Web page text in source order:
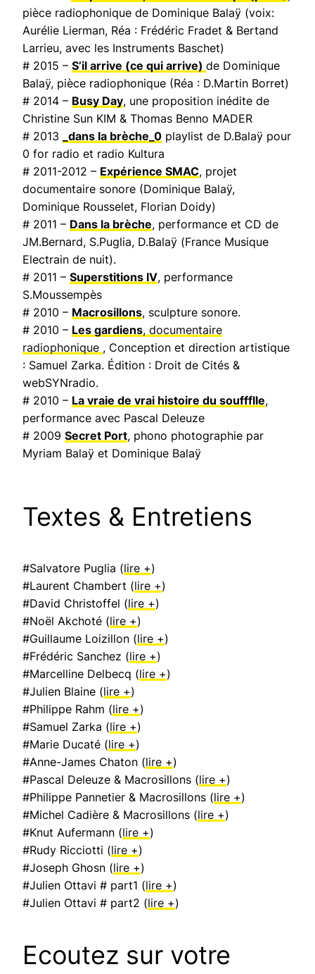
pièce radiophonique de Dominique Balaÿ (voix:
Aurélie Lierman, Réa : Frédéric Fradet & Bertand
Larrieu, avec les Instruments Baschet)
# 2015 – S’il arrive (ce qui arrive) de Dominique
Balaÿ, pièce radiophonique (Réa : D.Martin Borret)
# 2014 – Busy Day, une proposition inédite de
Christine Sun KIM & Thomas Benno MADER
# 2013
_dans la brèche_0 playlist de D.Balaÿ pour
0 for radio et radio Kultura
# 2011-2012 – Expérience SMAC, projet
documentaire sonore (Dominique Balaÿ,
Dominique Rousselet, Florian Doidy)
# 2011 – Dans la brèche, performance et CD de
JM.Bernard, S.Puglia, D.Balaÿ (France Musique
Electrain de nuit).
# 2011 – Superstitions IV, performance
S.Moussempès
# 2010 – Macrosillons, sculpture sonore.
# 2010 – Les gardiens, documentaire
radiophonique , Conception et direction artistique
: Samuel Zarka. Édition : Droit de Cités &
webSYNradio.
# 2010 – La vraie de vrai histoire du souffflle,
performance avec Pascal Deleuze
# 2009 Secret Port, phono photographie par
Myriam Balaÿ et Dominique Balaÿ
Textes & Entretiens
#Salvatore Puglia (lire +)
#Laurent Chambert (lire +)
#David Christoffel (lire +)
#Noël Akchoté (lire +)
#Guillaume Loizillon (lire +)
#Frédéric Sanchez (lire +)
#Marcelline Delbecq (lire +)
#Julien Blaine (lire +)
#Philippe Rahm (lire +)
#Samuel Zarka (lire +)
#Marie Ducaté (lire +)
#Anne-James Chaton (lire +)
#Pascal Deleuze & Macrosillons (lire +)
#Philippe Pannetier & Macrosillons (lire +)
#Michel Cadière & Macrosillons (lire +)
#Knut Aufermann (lire +)
#Rudy Ricciotti (lire +)
#Joseph Ghosn (lire +)
#Julien Ottavi # part1 (lire +)
#Julien Ottavi # part2 (lire +)
Ecoutez sur votre